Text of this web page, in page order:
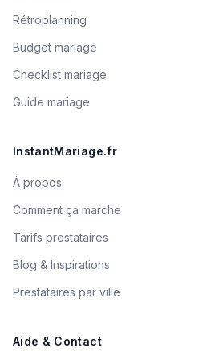
Rétroplanning
Budget mariage
Checklist mariage
Guide mariage
InstantMariage.fr
À propos
Comment ça marche
Tarifs prestataires
Blog & Inspirations
Prestataires par ville
Aide & Contact